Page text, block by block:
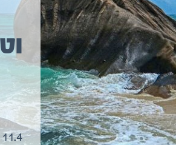
11.4 | 9 ימים
טיול שייט מקיף
בהדרכת גיל יניב
5.6 | 12 ימים לפרטים והרשמה